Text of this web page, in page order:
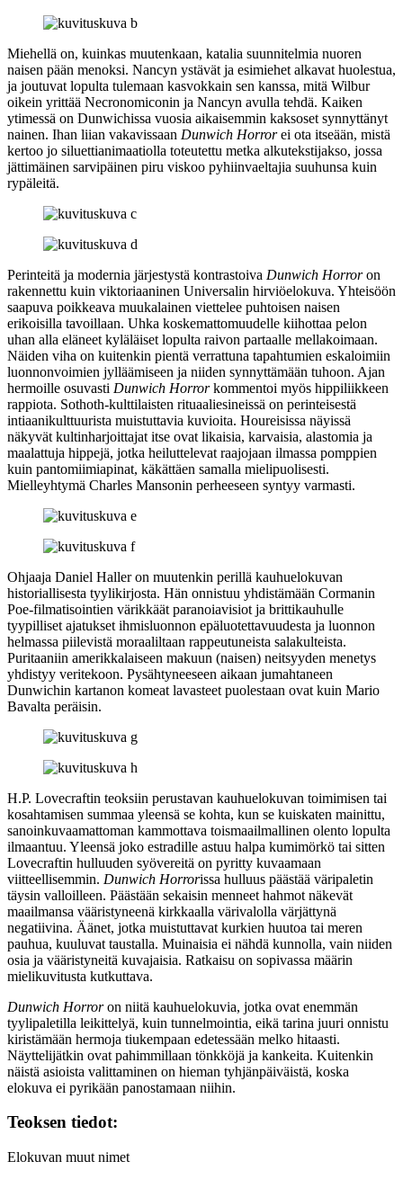
Miehellä on, kuinkas muutenkaan, katalia suunnitelmia nuoren
naisen pään menoksi. Nancyn ystävät ja esimiehet alkavat huolestua,
ja joutuvat lopulta tulemaan kasvokkain sen kanssa, mitä Wilbur
oikein yrittää Necronomiconin ja Nancyn avulla tehdä. Kaiken
ytimessä on Dunwichissa vuosia aikaisemmin kaksoset synnyttänyt
nainen. Ihan liian vakavissaan Dunwich Horrorei ota itseään, mistä
kertoo jo siluettianimaatiolla toteutettu metka alkutekstijakso, jossa
jättimäinen sarvipäinen piru viskoo pyhiinvaeltajia suuhunsa kuin
rypäleitä.
Perinteitä ja modernia järjestystä kontrastoiva Dunwich Horroron
rakennettu kuin viktoriaaninen Universalin hirviöelokuva. Yhteisöön
saapuva poikkeava muukalainen viettelee puhtoisen naisen
erikoisilla tavoillaan. Uhka koskemattomuudelle kiihottaa pelon
uhan alla eläneet kyläläiset lopulta raivon partaalle mellakoimaan.
Näiden viha on kuitenkin pientä verrattuna tapahtumien eskaloimiin
luonnonvoimien jylläämiseen ja niiden synnyttämään tuhoon. Ajan
hermoille osuvasti Dunwich Horrorkommentoi myös hippiliikkeen
rappiota. Sothoth-kulttilaisten rituaaliesineissä on perinteisestä
intiaanikulttuurista muistuttavia kuvioita. Houreisissa näyissä
näkyvät kultinharjoittajat itse ovat likaisia, karvaisia, alastomia ja
maalattuja hippejä, jotka heiluttelevat raajojaan ilmassa pomppien
kuin pantomiimiapinat, käkättäen samalla mielipuolisesti.
Mielleyhtymä Charles Mansonin perheeseen syntyy varmasti.
Ohjaaja Daniel Halleron muutenkin perillä kauhuelokuvan
historiallisesta tyylikirjosta. Hän onnistuu yhdistämään Cormanin
Poe-filmatisointien värikkäät paranoiavisiot ja brittikauhulle
tyypilliset ajatukset ihmisluonnon epäluotettavuudesta ja luonnon
helmassa piilevistä moraaliltaan rappeutuneista salakulteista.
Puritaaniin amerikkalaiseen makuun (naisen) neitsyyden menetys
yhdistyy veritekoon. Pysähtyneeseen aikaan jumahtaneen
Dunwichin kartanon komeat lavasteet puolestaan ovat kuin Mario
Bavalta peräisin.
H.P. Lovecraftin teoksiin perustavan kauhuelokuvan toimimisen tai
kosahtamisen summaa yleensä se kohta, kun se kuiskaten mainittu,
sanoinkuvaamattoman kammottava toismaailmallinen olento lopulta
ilmaantuu. Yleensä joko estradille astuu halpa kumimörkö tai sitten
Lovecraftin hulluuden syövereitä on pyritty kuvaamaan
viitteellisemmin. Dunwich Horrorissa hulluus päästää väripaletin
täysin valloilleen. Päästään sekaisin menneet hahmot näkevät
maailmansa vääristyneenä kirkkaalla värivalolla värjättynä
negatiivina. Äänet, jotka muistuttavat kurkien huutoa tai meren
pauhua, kuuluvat taustalla. Muinaisia ei nähdä kunnolla, vain niiden
osia ja vääristyneitä kuvajaisia. Ratkaisu on sopivassa määrin
mielikuvitusta kutkuttava.
Dunwich Horroron niitä kauhuelokuvia, jotka ovat enemmän
tyylipaletilla leikittelyä, kuin tunnelmointia, eikä tarina juuri onnistu
kiristämään hermoja tiukempaan edetessään melko hitaasti.
Näyttelijätkin ovat pahimmillaan tönkköjä ja kankeita. Kuitenkin
näistä asioista valittaminen on hieman tyhjänpäiväistä, koska
elokuva ei pyrikään panostamaan niihin.
Teoksen tiedot:
Elokuvan muut nimet